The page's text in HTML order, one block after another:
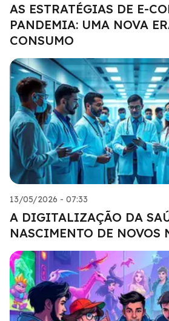
AS ESTRATÉGIAS DE E-
PANDEMIA: UMA NOVA
CONSUMO
13/05/2026 - 07:33
A DIGITALIZAÇÃO DA
NASCIMENTO DE NOVOS